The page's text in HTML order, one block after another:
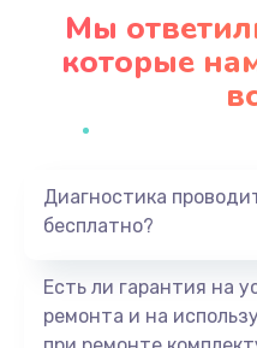
Мы
которые
Диагностика
бесплатно?
Есть ли гарантия на
ремонта и на